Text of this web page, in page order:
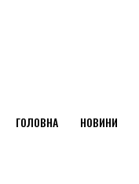
ГОЛОВНА НОВИНИ